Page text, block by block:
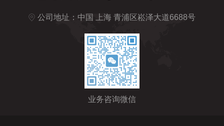
公司地址：中国 上海 青浦区崧泽大道6688号
业务咨询微信